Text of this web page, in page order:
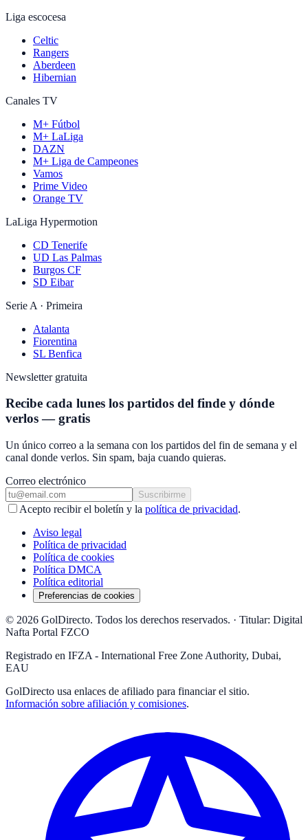
Liga escocesa
Celtic
Rangers
Aberdeen
Hibernian
Canales TV
M+ Fútbol
M+ LaLiga
DAZN
M+ Liga de Campeones
Vamos
Prime Video
Orange TV
LaLiga Hypermotion
CD Tenerife
UD Las Palmas
Burgos CF
SD Eibar
Serie A · Primeira
Atalanta
Fiorentina
SL Benfica
Newsletter gratuita
Recibe cada lunes los partidos del finde y dónde
verlos — gratis
Un único correo a la semana con los partidos del fin de semana y el
canal donde verlos. Sin spam, baja cuando quieras.
Correo electrónico
Suscribirme
Acepto recibir el boletín y la política de privacidad.
Aviso legal
Política de privacidad
Política de cookies
Política DMCA
Política editorial
Preferencias de cookies
© 2026 GolDirecto. Todos los derechos reservados. · Titular: Digital
Nafta Portal FZCO
Registrado en IFZA - International Free Zone Authority, Dubai,
EAU
GolDirecto usa enlaces de afiliado para financiar el sitio.
Información sobre afiliación y comisiones.